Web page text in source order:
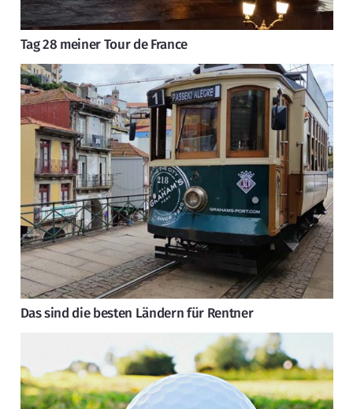
Tag 28 meiner Tour de France
Das sind die besten Ländern für Rentner